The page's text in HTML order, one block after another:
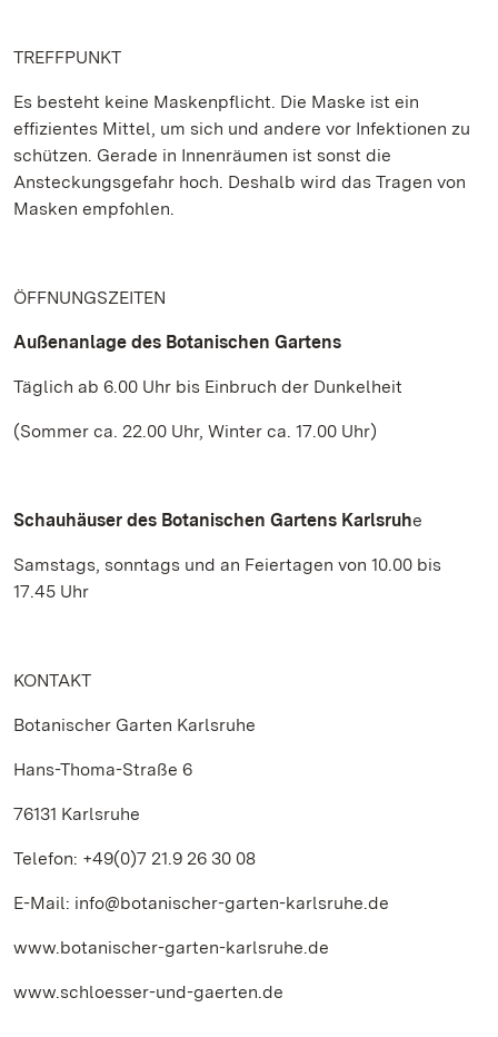
TREFFPUNKT
Es besteht keine Maskenpflicht. Die Maske ist ein
effizientes Mittel, um sich und andere vor Infektionen zu
schützen. Gerade in Innenräumen ist sonst die
Ansteckungsgefahr hoch. Deshalb wird das Tragen von
Masken empfohlen.
ÖFFNUNGSZEITEN
Außenanlage des Botanischen Gartens
Täglich ab 6.00 Uhr bis Einbruch der Dunkelheit
(Sommer ca. 22.00 Uhr, Winter ca. 17.00 Uhr)
Schauhäuser des Botanischen Gartens Karlsruhe
Samstags, sonntags und an Feiertagen von 10.00 bis
17.45 Uhr
KONTAKT
Botanischer Garten Karlsruhe
Hans-Thoma-Straße 6
76131 Karlsruhe
Telefon: +49(0)7 21.9 26 30 08
E-Mail: info@botanischer-garten-karlsruhe.de
www.botanischer-garten-karlsruhe.de
www.schloesser-und-gaerten.de